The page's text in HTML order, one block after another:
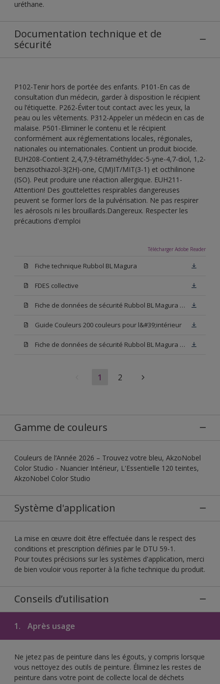
uréthane.
Documentation technique et de
sécurité
P102-Tenir hors de portée des enfants. P101-En cas de
consultation d’un médecin, garder à disposition le récipient
ou l’étiquette. P262-Éviter tout contact avec les yeux, la
peau ou les vêtements. P312-Appeler un médecin en cas de
malaise. P501-Eliminer le contenu et le récipient
conformément aux réglementations locales, régionales,
nationales ou internationales. Contient un produit biocide.
EUH208-Contient 2,4,7,9-tétraméthyldec-5-yne-4,7-diol, 1,2-
benzisothiazol-3(2H)-one, C(M)IT/MIT(3-1) et octhilinone
(ISO). Peut produire une réaction allergique. EUH211-
Attention! Des gouttelettes respirables dangereuses
peuvent se former lors de la pulvérisation. Ne pas respirer
les aérosols ni les brouillards.Dangereux. Respecter les
précautions d'emploi
Télécharger Adobe Reader
Fiche technique Rubbol BL Magura
FDES collective
Fiche de données de sécurité Rubbol BL Magura Blanc
Guide Couleurs 200 couleurs pour l&#39;intérieur
Fiche de données de sécurité Rubbol BL Magura Base N00
1 2
Gamme de couleurs
Couleurs de l’Année 2026 – Trouvez votre bleu, AkzoNobel
Color Studio - Nuancier Intérieur, L'Essentielle 120 teintes,
AkzoNobel Color Studio
Système d'application
La mise en œuvre doit être effectuée dans le respect des
conditions et prescription définies par le DTU 59-1.
Pour toutes précisions sur les systèmes d'application, merci
de bien vouloir vous reporter à la fiche technique du produit.
Conseils d’utilisation
1. Après usage
Ne jetez pas de peinture dans les égouts, y compris lorsque
vous nettoyez des outils de peinture. Éliminez les restes de
peinture dans votre point de collecte local de déchets